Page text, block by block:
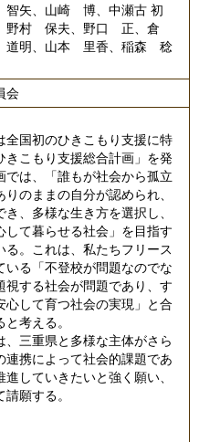
矢、山崎 博、中瀬古 初
野村 保夫、野口 正、倉
明、山本 里香、稲森 稔
会
国初のひきこもり支援に特
きこもり支援総合計画」を発
では、「誰もが社会から孤立
のままの自分が認められ、
、多様な生き方を選択し、
して暮らせる社会」を目指す
る。これは、私たちフリース
いる「不登校が問題なのでな
視する社会が問題であり、す
心して育つ社会の実現」と合
考える。
三重県と多様な主体がさら
連携によって社会的課題であ
していきたいと強く願い、
願する。